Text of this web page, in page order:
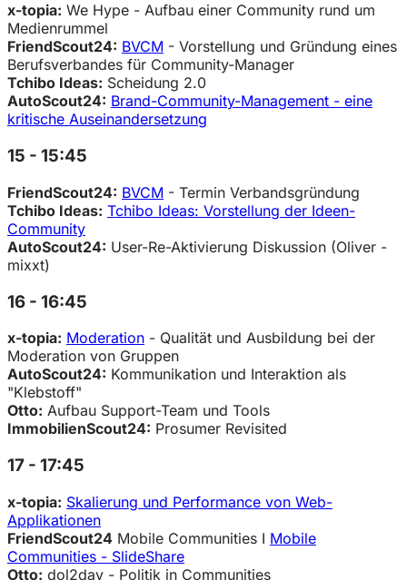
x-topia: We Hype - Aufbau einer Community rund um
Medienrummel
FriendScout24: BVCM - Vorstellung und Gründung eines
Berufsverbandes für Community-Manager
Tchibo Ideas: Scheidung 2.0
AutoScout24: Brand-Community-Management - eine
kritische Auseinandersetzung
15 - 15:45
FriendScout24: BVCM - Termin Verbandsgründung
Tchibo Ideas: Tchibo Ideas: Vorstellung der Ideen-
Community
AutoScout24: User-Re-Aktivierung Diskussion (Oliver -
mixxt)
16 - 16:45
x-topia: Moderation - Qualität und Ausbildung bei der
Moderation von Gruppen
AutoScout24: Kommunikation und Interaktion als
"Klebstoff"
Otto: Aufbau Support-Team und Tools
ImmobilienScout24: Prosumer Revisited
17 - 17:45
x-topia: Skalierung und Performance von Web-
Applikationen
FriendScout24 Mobile Communities I Mobile
Communities - SlideShare
Otto: dol2day - Politik in Communities